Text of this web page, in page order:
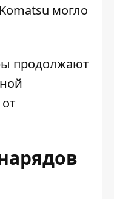
могло
продолжают